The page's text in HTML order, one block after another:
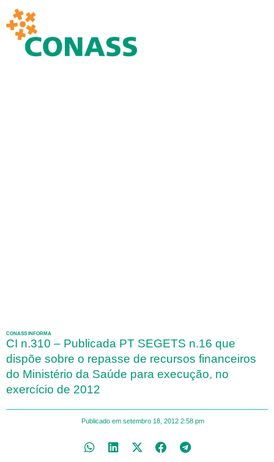
CONASS INFORMA
CI n.310 – Publicada PT SEGETS n.16 que
dispõe sobre o repasse de recursos financeiros
do Ministério da Saúde para execução, no
exercício de 2012
Publicado em setembro 18, 2012 2:58 pm